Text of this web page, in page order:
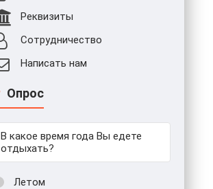
Реквизиты
Сотрудничество
Написать нам
Опрос
В какое время года Вы едете
отдыхать?
Летом